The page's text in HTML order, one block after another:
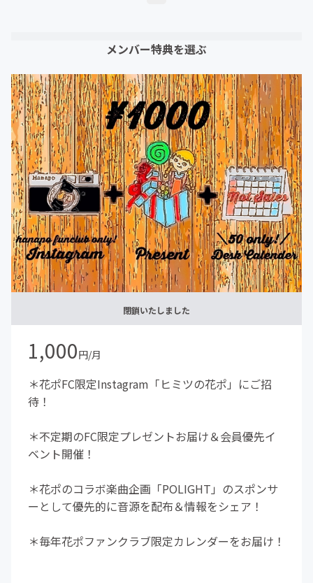
メンバー特典を選ぶ
閉鎖いたしました
1,000円/月
＊花ポFC限定Instagram「ヒミツの花ポ」にご招
待！
＊不定期のFC限定プレゼントお届け＆会員優先イ
ベント開催！
＊花ポのコラボ楽曲企画「POLIGHT」のスポンサ
ーとして優先的に音源を配布＆情報をシェア！
＊毎年花ポファンクラブ限定カレンダーをお届け！